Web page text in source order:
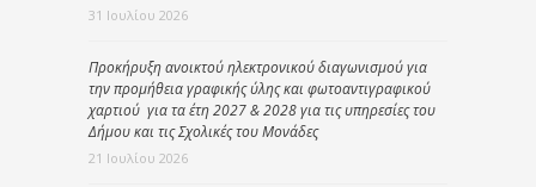
31 Ιουλίου 2026
Προκήρυξη ανοικτού ηλεκτρονικού διαγωνισμού για
την προμήθεια γραφικής ύλης και φωτοαντιγραφικού
χαρτιού για τα έτη 2027 & 2028 για τις υπηρεσίες του
Δήμου και τις Σχολικές του Μονάδες
21 Ιουλίου 2026